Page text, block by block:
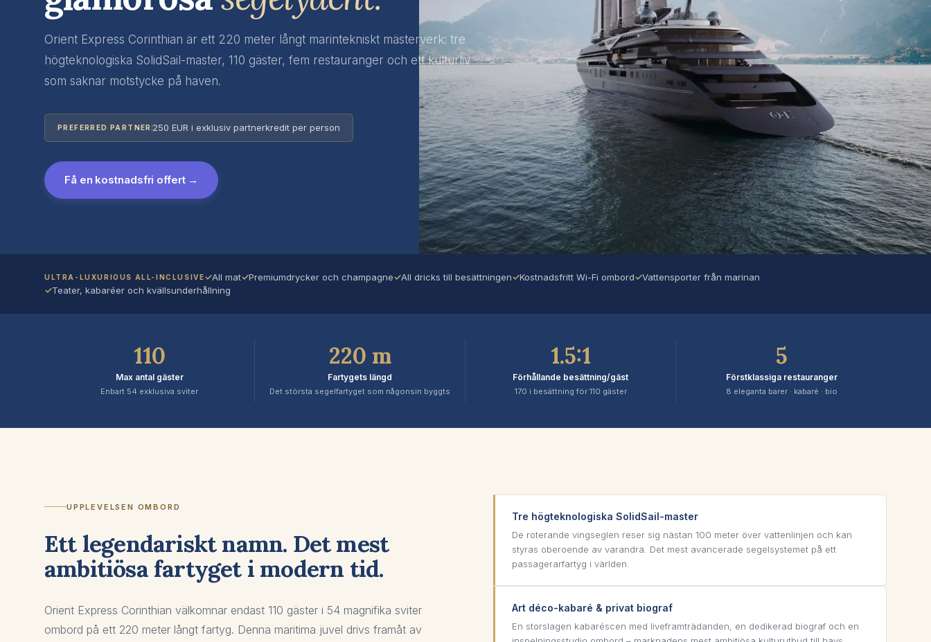
Orient Express Corinthian är ett 220 meter långt marintekniskt mästerverk: tre
högteknologiska SolidSail-master, 110 gäster, fem restauranger och ett kulturliv
som saknar motstycke på haven.
PREFERRED PARTNER 250 EUR i exklusiv partnerkredit per person
Få en kostnadsfri offert →
ULTRA-LUXURIOUS ALL-INCLUSIVE✓All mat✓Premiumdrycker och champagne✓All dricks till besättningen✓Kostnadsfritt Wi-Fi ombord✓Vattensporter från marinan
✓Teater, kabaréer och kvällsunderhållning
110
Max antal gäster
Enbart 54 exklusiva sviter
220 m
Fartygets längd
Det största segelfartyget som någonsin byggts
1.5:1
Förhållande besättning/gäst
170 i besättning för 110 gäster
5
Förstklassiga restauranger
8 eleganta barer · kabaré · bio
UPPLEVELSEN OMBORD
Ett legendariskt namn. Det mest
ambitiösa fartyget i modern tid.
Orient Express Corinthian välkomnar endast 110 gäster i 54 magnifika sviter
ombord på ett 220 meter långt fartyg. Denna maritima juvel drivs framåt av
Tre högteknologiska SolidSail-master
De roterande vingseglen reser sig nästan 100 meter över vattenlinjen och kan
styras oberoende av varandra. Det mest avancerade segelsystemet på ett
passagerarfartyg i världen.
Art déco-kabaré & privat biograf
En storslagen kabaréscen med liveframträdanden, en dedikerad biograf och en